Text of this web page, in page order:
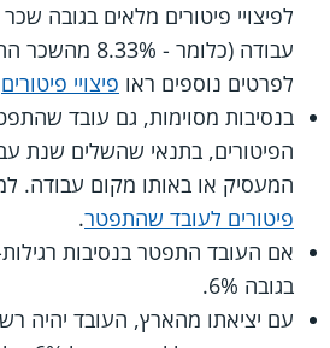
לפיצויי פיטורים מלאים בגובה
עבודה (כלומר -
לפרטים נוספים ראו פיצויי פיטורים
בנסיבות מסוימות, גם עובד
הפיטורים, בתנאי שהשלים שנת
המעסיק או באותו מקום עבודה.
פיטורים לעובד שהתפטר.
אם העובד התפטר בנסיבות רגילות-
בגובה 6%.
עם יציאתו מהארץ, העובד יהיה